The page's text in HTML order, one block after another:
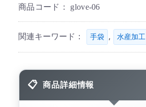
商品コード： glove-06
関連キーワード： 手袋 , 水産加工
商品詳細情報